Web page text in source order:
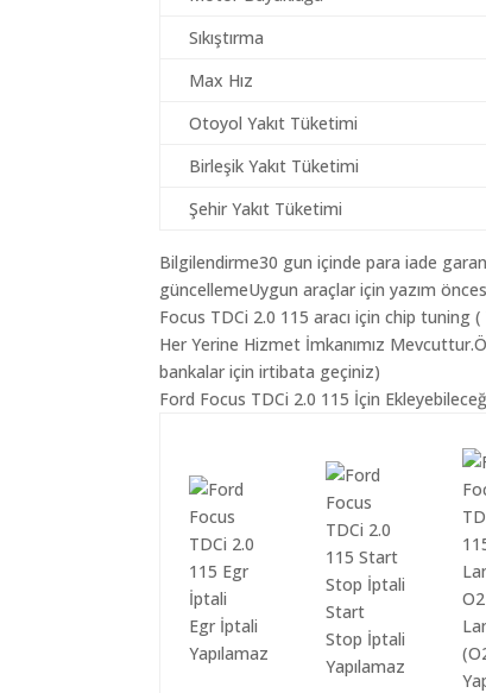
Sıkıştırma
Max Hız
Otoyol Yakıt Tüketimi
Birleşik Yakıt Tüketimi
Şehir Yakıt Tüketimi
Bilgilendirme30 gun içinde para iade
güncellemeUygun araçlar için yazım
Focus TDCi 2.0 115 aracı için chip tuning
Her Yerine Hizmet İmkanımız
bankalar için irtibata geçiniz)
Ford Focus TDCi 2.0 115 İçin
Egr İptali
Yapılamaz
Start
Stop İptali
Yapılamaz